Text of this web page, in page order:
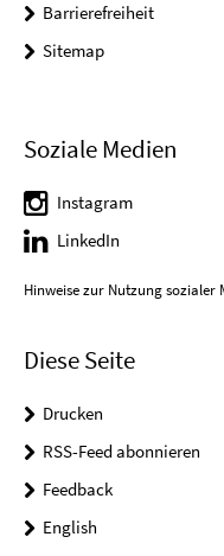
Barrierefreiheit
Sitemap
Soziale Medien
Instagram
LinkedIn
Hinweise zur Nutzung sozialer
Diese Seite
Drucken
RSS-Feed abonnieren
Feedback
English